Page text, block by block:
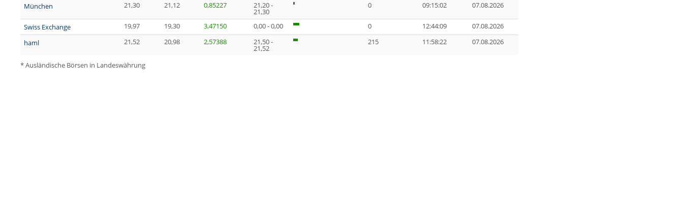
München
21,30 21,12 0,85227 21,20 -
21,30
0 09:15:02 07.08.2026
Swiss Exchange 19,97 19,30 3,47150 0,00 - 0,00 0 12:44:09
07.08.2026
haml
21,52 20,98 2,57388 21,50 -
21,52
215 11:58:22 07.08.2026
* Ausländische Börsen in Landeswährung